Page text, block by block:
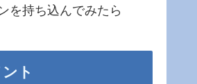
を持ち込んでみたら
ト